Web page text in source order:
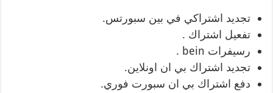
تجديد اشتراكي في بين سبورتس.
تفعيل اشتراك .
رسيفرات bein .
تجديد اشتراك بي ان اونلاين.
دفع اشتراك بي ان سبورت فوري.